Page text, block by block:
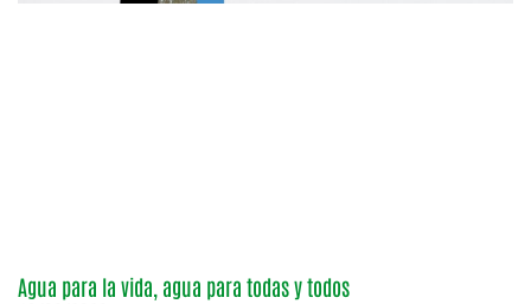
Agua para la vida, agua para todas y todos